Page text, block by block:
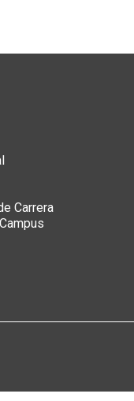
Carrera